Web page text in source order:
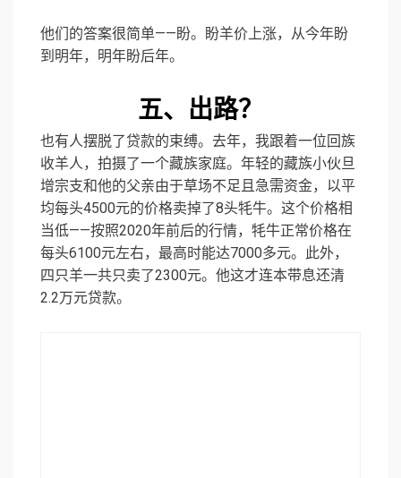
他们的答案很简单——盼。盼羊价上涨，从今年盼
到明年，明年盼后年。
五、出路？
也有人摆脱了贷款的束缚。去年，我跟着一位回族
收羊人，拍摄了一个藏族家庭。年轻的藏族小伙旦
增宗支和他的父亲由于草场不足且急需资金，以平
均每头4500元的价格卖掉了8头牦牛。这个价格相
当低——按照2020年前后的行情，牦牛正常价格在
每头6100元左右，最高时能达7000多元。此外，
四只羊一共只卖了2300元。他这才连本带息还清
2.2万元贷款。